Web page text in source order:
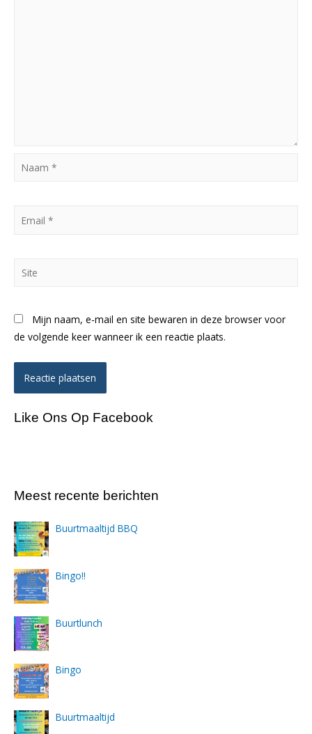
Naam
Mijn naam, e-mail en site bewaren in deze browser voor
de volgende keer wanneer ik een reactie plaats.
Like Ons Op Facebook
Meest recente berichten
Buurtmaaltijd BBQ
Bingo!!
Buurtlunch
Bingo
Buurtmaaltijd